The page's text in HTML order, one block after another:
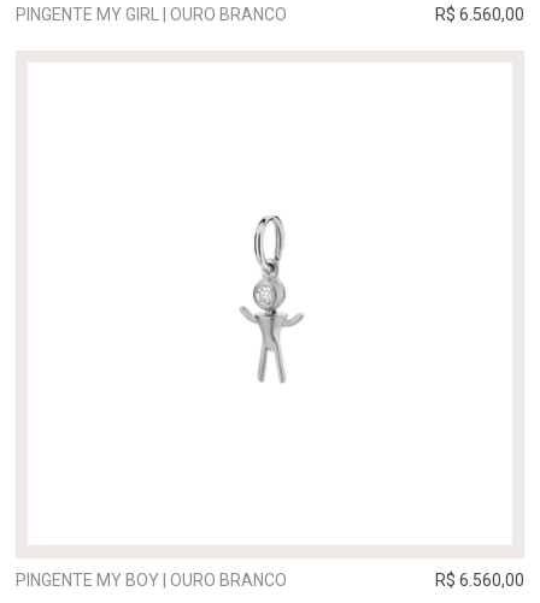
PINGENTE MY GIRL | OURO BRANCO R$ 6.560,00
PINGENTE MY BOY | OURO BRANCO R$ 6.560,00